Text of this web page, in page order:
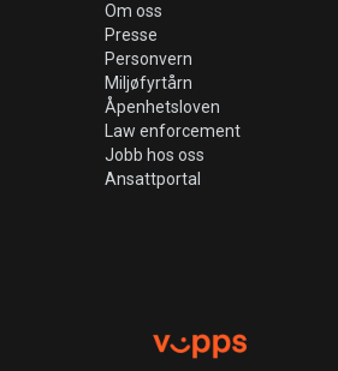
Om oss
Presse
Personvern
Miljøfyrtårn
Åpenhetsloven
Law enforcement
Jobb hos oss
Ansattportal